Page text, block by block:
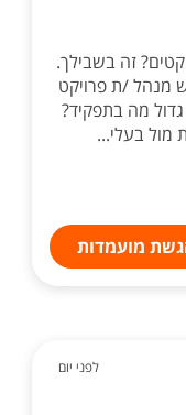
זה בשבילך.
מנהל /ת פרויקט
גדול מה בתפקיד?
מול בעלי...
מועמדות
לפני יום